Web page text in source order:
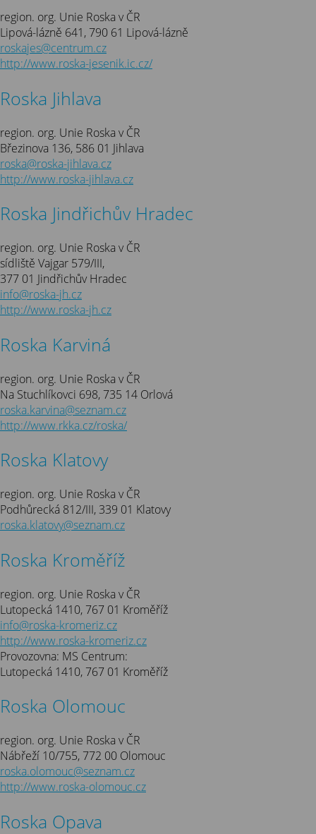
region. org. Unie Roska v ČR
Lipová-lázně 641, 790 61 Lipová-lázně
roskajes@centrum.cz
http://www.roska-jesenik.ic.cz/
Roska Jihlava
region. org. Unie Roska v ČR
Březinova 136, 586 01 Jihlava
roska@roska-jihlava.cz
http://www.roska-jihlava.cz
Roska Jindřichův Hradec
region. org. Unie Roska v ČR
sídliště Vajgar 579/III,
377 01 Jindřichův Hradec
info@roska-jh.cz
http://www.roska-jh.cz
Roska Karviná
region. org. Unie Roska v ČR
Na Stuchlíkovci 698, 735 14 Orlová
roska.karvina@seznam.cz
http://www.rkka.cz/roska/
Roska Klatovy
region. org. Unie Roska v ČR
Podhůrecká 812/III, 339 01 Klatovy
roska.klatovy@seznam.cz
Roska Kroměříž
region. org. Unie Roska v ČR
Lutopecká 1410, 767 01 Kroměříž
info@roska-kromeriz.cz
http://www.roska-kromeriz.cz
Provozovna: MS Centrum:
Lutopecká 1410, 767 01 Kroměříž
Roska Olomouc
region. org. Unie Roska v ČR
Nábřeží 10/755, 772 00 Olomouc
roska.olomouc@seznam.cz
http://www.roska-olomouc.cz
Roska Opava